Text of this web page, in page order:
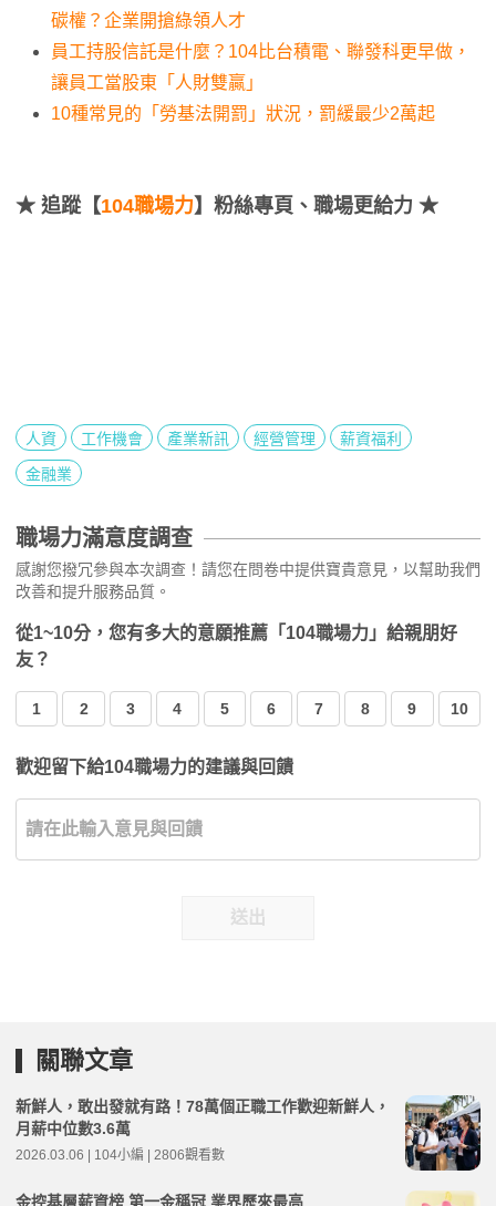
碳權？企業開搶綠領人才
員工持股信託是什麼？104比台積電、聯發科更早做，
讓員工當股東「人財雙贏」
10種常見的「勞基法開罰」狀況，罰緩最少2萬起
★ 追蹤【104職場力】粉絲專頁、職場更給力 ★
人資 工作機會 產業新訊 經營管理
薪資福利
金融業
職場力滿意度調查
感謝您撥冗參與本次調查！請您在問卷中提供寶貴意見，以幫助我們
改善和提升服務品質。
從1~10分，您有多大的意願推薦「104職場力」給親朋好
友？
1 2 3 4 5 6 7 8 9 10
歡迎留下給104職場力的建議與回饋
送出
關聯文章
新鮮人，敢出發就有路！78萬個正職工作歡迎新鮮人，
月薪中位數3.6萬
2026.03.06 | 104小編 | 2806觀看數
金控基層薪資榜 第一金稱冠 業界歷來最高